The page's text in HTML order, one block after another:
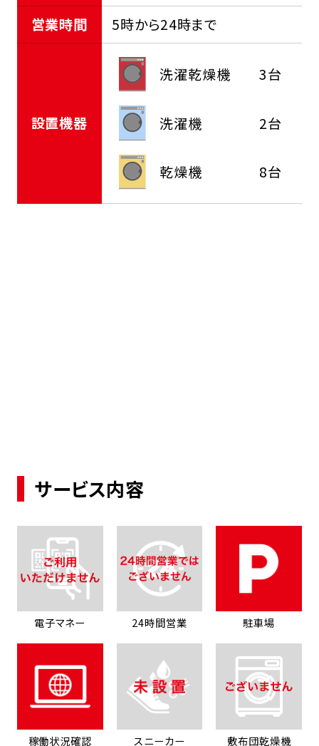
営業時間
5時から24時まで
設置機器
洗濯乾燥機 3台
洗濯機 2台
乾燥機 8台
サービス内容
電子マネー 24時間営業 駐車場
稼働状況確認
スニーカー
敷布団乾燥機